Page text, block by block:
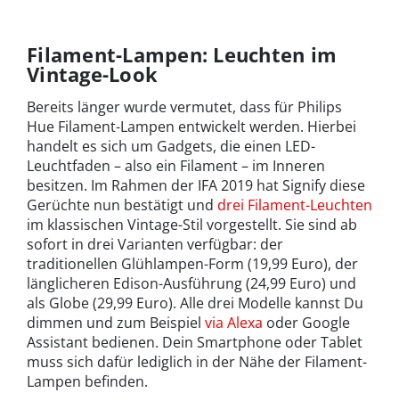
Filament-Lampen: Leuchten im
Vintage-Look
Bereits länger wurde vermutet, dass für Philips
Hue Filament-Lampen entwickelt werden. Hierbei
handelt es sich um Gadgets, die einen LED-
Leuchtfaden – also ein Filament – im Inneren
besitzen. Im Rahmen der IFA 2019 hat Signify diese
Gerüchte nun bestätigt und drei Filament-Leuchten
im klassischen Vintage-Stil vorgestellt. Sie sind ab
sofort in drei Varianten verfügbar: der
traditionellen Glühlampen-Form (19,99 Euro), der
länglicheren Edison-Ausführung (24,99 Euro) und
als Globe (29,99 Euro). Alle drei Modelle kannst Du
dimmen und zum Beispiel via Alexa oder Google
Assistant bedienen. Dein Smartphone oder Tablet
muss sich dafür lediglich in der Nähe der Filament-
Lampen befinden.